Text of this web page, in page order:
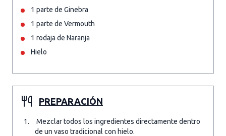
1 parte de Ginebra
1 parte de Vermouth
1 rodaja de Naranja
Hielo
PREPARACIÓN
Mezclar todos los ingredientes directamente dentro
de un vaso tradicional con hielo.